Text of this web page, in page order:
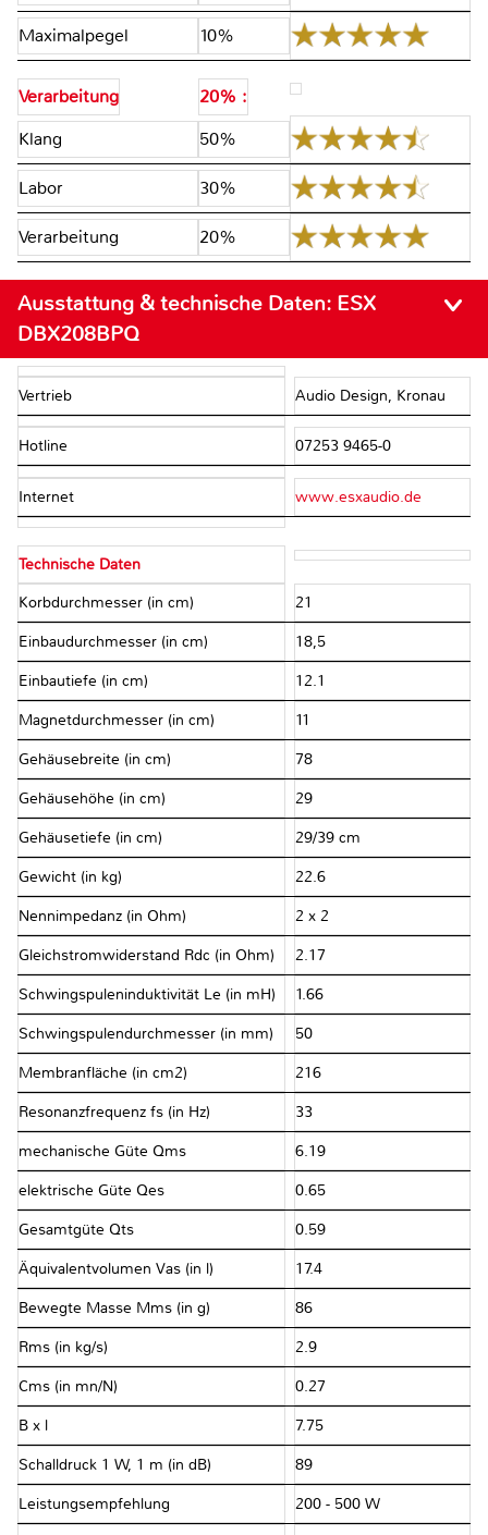
Maximalpegel 10%
Verarbeitung
20% :
Klang
50%
Labor 30%
Verarbeitung 20%
Ausstattung & technische Daten: ESX
DBX208BPQ
Vertrieb Audio Design, Kronau
Hotline 07253 9465-0
Internet www.esxaudio.de
Technische Daten
Korbdurchmesser (in cm) 21
Einbaudurchmesser (in cm) 18,5
Einbautiefe (in cm) 12.1
Magnetdurchmesser (in cm) 11
Gehäusebreite (in cm) 78
Gehäusehöhe (in cm) 29
Gehäusetiefe (in cm) 29/39 cm
Gewicht (in kg) 22.6
Nennimpedanz (in Ohm) 2 x 2
Gleichstromwiderstand Rdc (in Ohm) 2.17
Schwingspuleninduktivität Le (in mH) 1.66
Schwingspulendurchmesser (in mm) 50
Membranfläche (in cm2) 216
Resonanzfrequenz fs (in Hz) 33
mechanische Güte Qms 6.19
elektrische Güte Qes 0.65
Gesamtgüte Qts 0.59
Äquivalentvolumen Vas (in l) 17.4
Bewegte Masse Mms (in g) 86
Rms (in kg/s) 2.9
Cms (in mn/N) 0.27
B x l 7.75
Schalldruck 1 W, 1 m (in dB) 89
Leistungsempfehlung 200 - 500 W